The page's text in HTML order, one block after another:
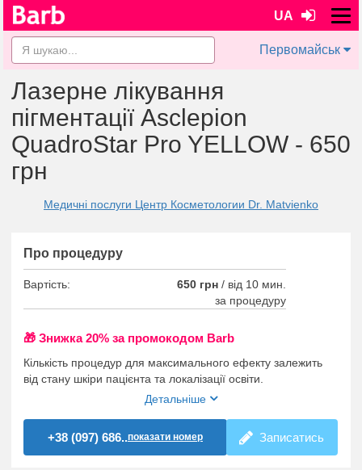
UA
Первомайськ
Лазерне лікування
пігментації Asclepion
QuadroStar Pro YELLOW - 650
грн
Медичні послуги Центр Косметологии Dr. Matvienko
Про процедуру
Вартість: 650 грн / від 10 мин.
за процедуру
🎁 Знижка 20% за промокодом Barb
Кількість процедур для максимального ефекту залежить
від стану шкіри пацієнта та локалізації освіти.
Детальніше
+38 (097) 686..показати номер Записатись